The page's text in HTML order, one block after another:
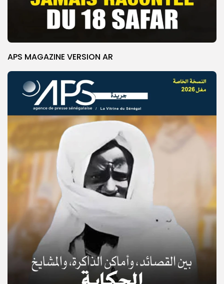
© Copyright 2025, APS
APS MAGAZINE VERSION AR